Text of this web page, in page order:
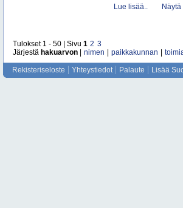
Lue lisää..
Tulokset 1 - 50 | Sivu 1 2 3
Järjestä hakuarvon nimen paikkakunnan
Rekisteriseloste Yhteystiedot Palaute Lisää